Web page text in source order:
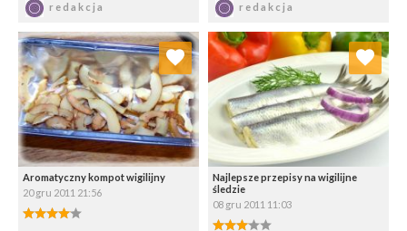
redakcja redakcja
Aromatyczny kompot wigilijny
20 gru 2011 21:56
4.00/5
Dodaj do ulubionych
Wybierz listę:
Najlepsze przepisy na wigilijne
śledzie
08 gru 2011 11:03
3.00/5
Dodaj do ulubionych
Wybierz listę: